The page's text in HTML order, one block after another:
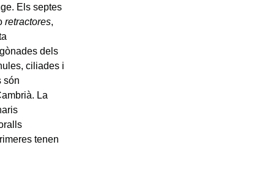
Els septes
retractores,
dels
ciliades i
són
La
tenen